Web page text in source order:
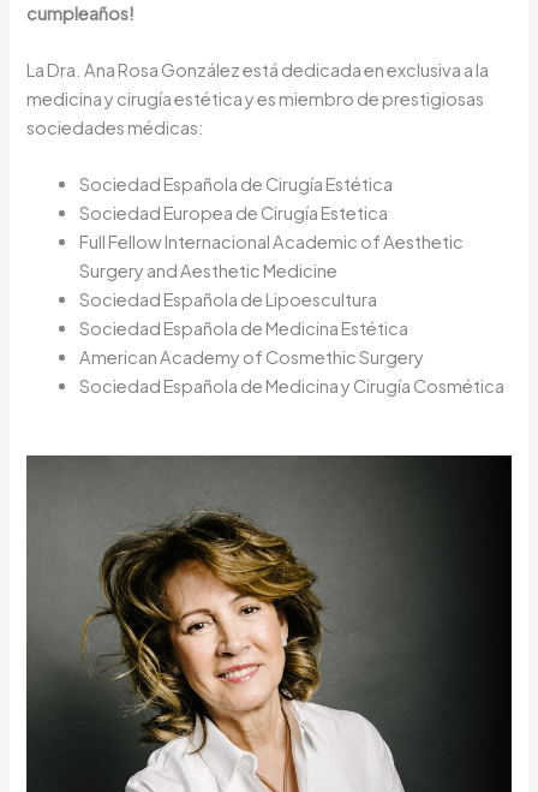
cumpleaños!
La Dra. Ana Rosa González está dedicada en exclusiva a la
medicina y cirugía estética y es miembro de prestigiosas
sociedades médicas:
Sociedad Española de Cirugía Estética
Sociedad Europea de Cirugía Estetica
Full Fellow Internacional Academic of Aesthetic
Surgery and Aesthetic Medicine
Sociedad Española de Lipoescultura
Sociedad Española de Medicina Estética
American Academy of Cosmethic Surgery
Sociedad Española de Medicina y Cirugía Cosmética